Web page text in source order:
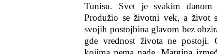
Tunisu. Svet je svakim
Produžio se životni vek, a život
svojih postojbina glavom bez
gde vrednost života ne postoji.